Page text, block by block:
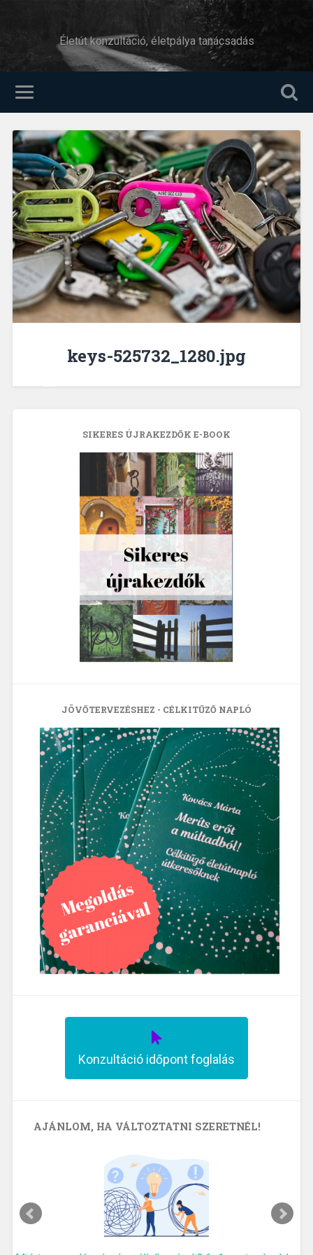
Életút konzultáció, életpálya tanácsadás
keys-525732_1280.jpg
SIKERES ÚJRAKEZDŐK E-BOOK
JÖVŐTERVEZÉSHEZ - CÉLKITŰZŐ NAPLÓ
Konzultáció időpont foglalás
AJÁNLOM, HA VÁLTOZTATNI SZERETNÉL!